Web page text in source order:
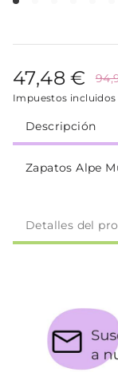
47,48 €
Impuestos incluidos
Descripción
Zapatos Alpe
Detalles del